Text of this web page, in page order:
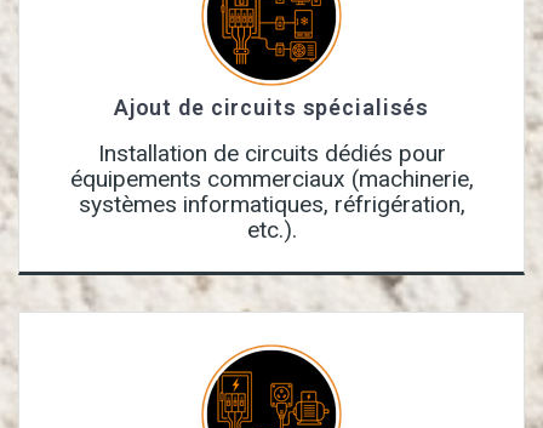
Ajout de circuits spécialisés
Installation de circuits dédiés pour
équipements commerciaux (machinerie,
systèmes informatiques, réfrigération,
etc.).